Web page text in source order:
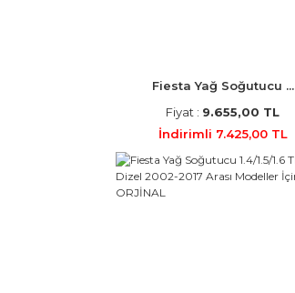
Fiesta Yağ Soğutucu ...
Fiyat : 9.655,00 TL
İndirimli 7.425,00 TL